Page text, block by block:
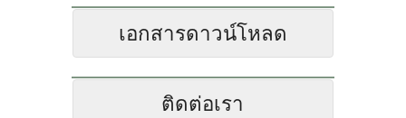
เอกสารดาวน์โหลด
ติดต่อเรา